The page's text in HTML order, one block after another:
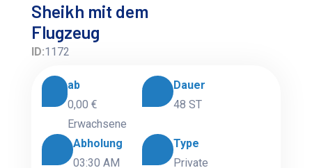
Sheikh mit dem
Flugzeug
ID:1172
ab
0,00 €
Erwachsene
Dauer
48 ST
Abholung
03:30 AM
Type
Private